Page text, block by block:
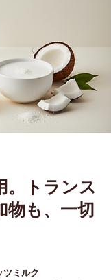
。トランス
物も、一切
ツミルク